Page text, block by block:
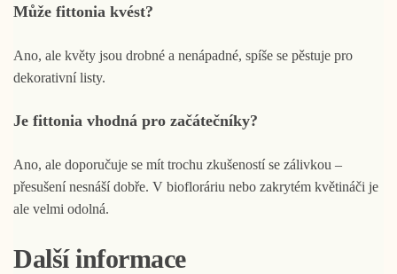
Může fittonia kvést?
Ano, ale květy jsou drobné a nenápadné, spíše se pěstuje pro
dekorativní listy.
Je fittonia vhodná pro začátečníky?
Ano, ale doporučuje se mít trochu zkušeností se zálivkou –
přesušení nesnáší dobře. V biofloráriu nebo zakrytém květináči je
ale velmi odolná.
Další informace